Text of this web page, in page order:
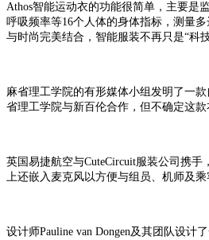
Athos智能运动衣的功能很简单，主要是
呼吸频率等16个人体的身体指标，测量
与时尚完美结合，智能服装不再只是“科技
麻省理工学院的有形媒体小组发明了一
省理工学院与新百伦合作，但不确定这款
英国易捷航空与CuteCircuit服装公司携
上还嵌入麦克风以方便与组员、机师及
设计师Pauline van Dongen及其团队设